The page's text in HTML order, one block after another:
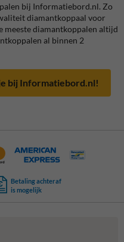
bij Informatiebord.nl. Zo
diamantkoppaal voor
meeste diamantkoppalen altijd
al binnen 2
bij Informatiebord.nl!
Betaling achteraf
is mogelijk